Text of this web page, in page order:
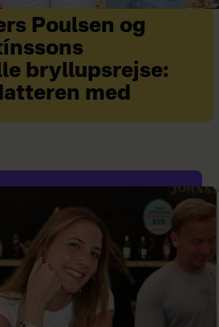
Poulsen og
bryllupsrejse:
med